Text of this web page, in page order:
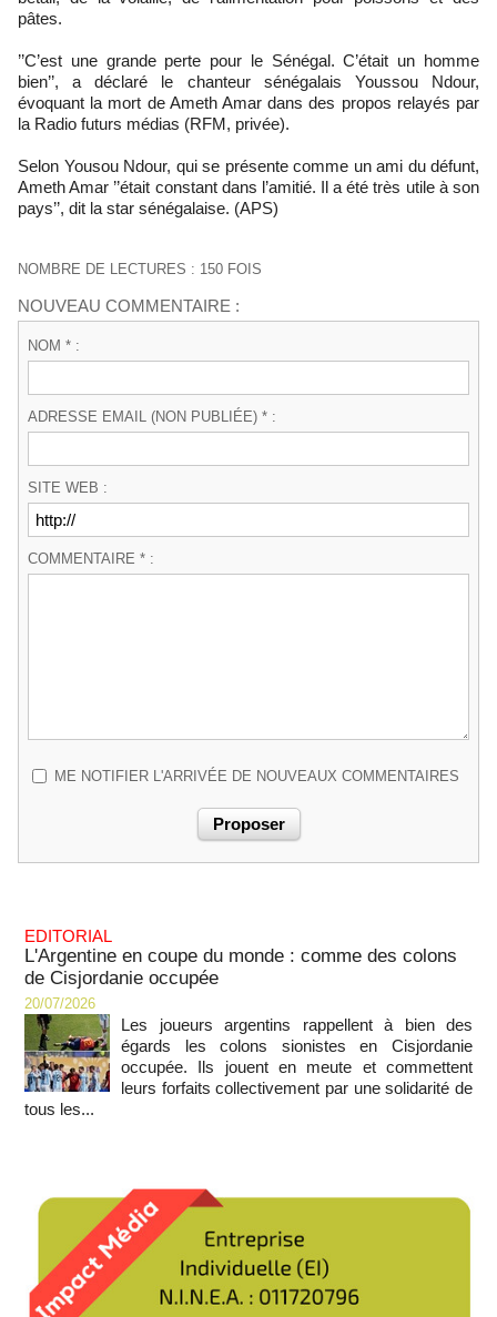
pâtes.
’’C’est une grande perte pour le Sénégal. C’était un homme
bien’’, a déclaré le chanteur sénégalais Youssou Ndour,
évoquant la mort de Ameth Amar dans des propos relayés par
la Radio futurs médias (RFM, privée).
Selon Yousou Ndour, qui se présente comme un ami du défunt,
Ameth Amar ’’était constant dans l’amitié. Il a été très utile à son
pays’’, dit la star sénégalaise. (APS)
NOMBRE DE LECTURES : 150 FOIS
NOUVEAU COMMENTAIRE :
NOM * :
ADRESSE EMAIL (NON PUBLIÉE) * :
SITE WEB :
COMMENTAIRE * :
ME NOTIFIER L'ARRIVÉE DE NOUVEAUX COMMENTAIRES
EDITORIAL
L'Argentine en coupe du monde : comme des colons
de Cisjordanie occupée
20/07/2026
Les joueurs argentins rappellent à bien des
égards les colons sionistes en Cisjordanie
occupée. Ils jouent en meute et commettent
leurs forfaits collectivement par une solidarité de
tous les...